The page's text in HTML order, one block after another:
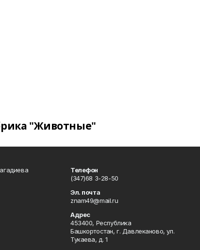
"Животные"
Телефон
(347)68 3-28-50
Эл. почта
znam49@mail.ru
Адрес
453400, Республика
Башкортостан, г. Давлеканово, ул.
Тукаева, д. 1